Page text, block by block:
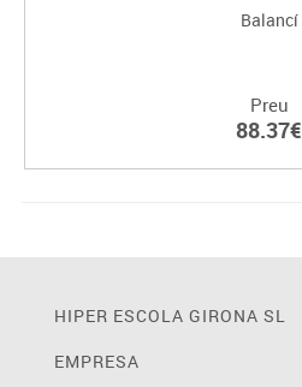
Balancí
Preu
88.37€
HIPER ESCOLA GIRONA SL
EMPRESA